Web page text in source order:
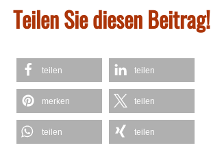
Teilen Sie diesen Beitrag!
teilen teilen
merken teilen
teilen teilen